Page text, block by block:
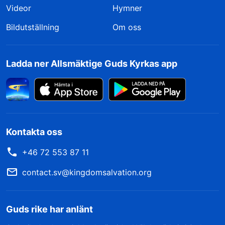
Videor
Hymner
Bildutställning
Om oss
Ladda ner Allsmäktige Guds Kyrkas app
Kontakta oss
+46 72 553 87 11
contact.sv@kingdomsalvation.org
Guds rike har anlänt